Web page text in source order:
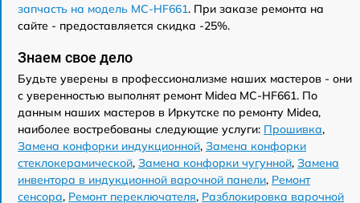
запчасть на модель MC-HF661. При заказе ремонта на
сайте - предоставляется скидка -25%.
Знаем свое дело
Будьте уверены в профессионализме наших мастеров - они
с уверенностью выполнят ремонт Midea MC-HF661. По
данным наших мастеров в Иркутске по ремонту Midea,
наиболее востребованы следующие услуги: Прошивка,
Замена конфорки индукционной, Замена конфорки
стеклокерамической, Замена конфорки чугунной, Замена
инвентора в индукционной варочной панели, Ремонт
сенсора, Ремонт переключателя, Разблокировка варочной